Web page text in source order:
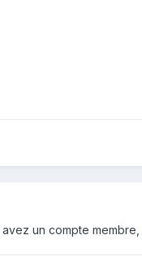
un compte membre,